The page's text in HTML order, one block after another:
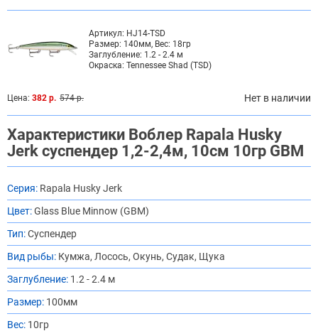
Артикул: HJ14-TSD
Размер: 140мм, Вес: 18гр
Заглубление: 1.2 - 2.4 м
Окраска: Tennessee Shad (TSD)
Цена: 382 р. 574 р. Нет в наличии
Характеристики Воблер Rapala Husky
Jerk суспендер 1,2-2,4м, 10см 10гр GBM
Серия: Rapala Husky Jerk
Цвет:Glass Blue Minnow (GBM)
Тип:Суспендер
Вид рыбы: Кумжа, Лосось, Окунь, Судак, Щука
Заглубление: 1.2 - 2.4 м
Размер: 100мм
Вес: 10гр